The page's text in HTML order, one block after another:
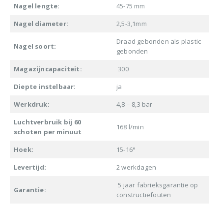
Nagel lengte:
45-75 mm
Nagel diameter:
2,5-3,1mm
Nagel soort:
Draad gebonden als plastic
gebonden
Magazijncapaciteit:
300
Diepte instelbaar:
ja
Werkdruk:
4,8 – 8,3 bar
Luchtverbruik bij 60
schoten per minuut
168 l/min
Hoek:
15-16°
Levertijd:
2 werkdagen
Garantie:
5 jaar fabrieksgarantie op
constructiefouten